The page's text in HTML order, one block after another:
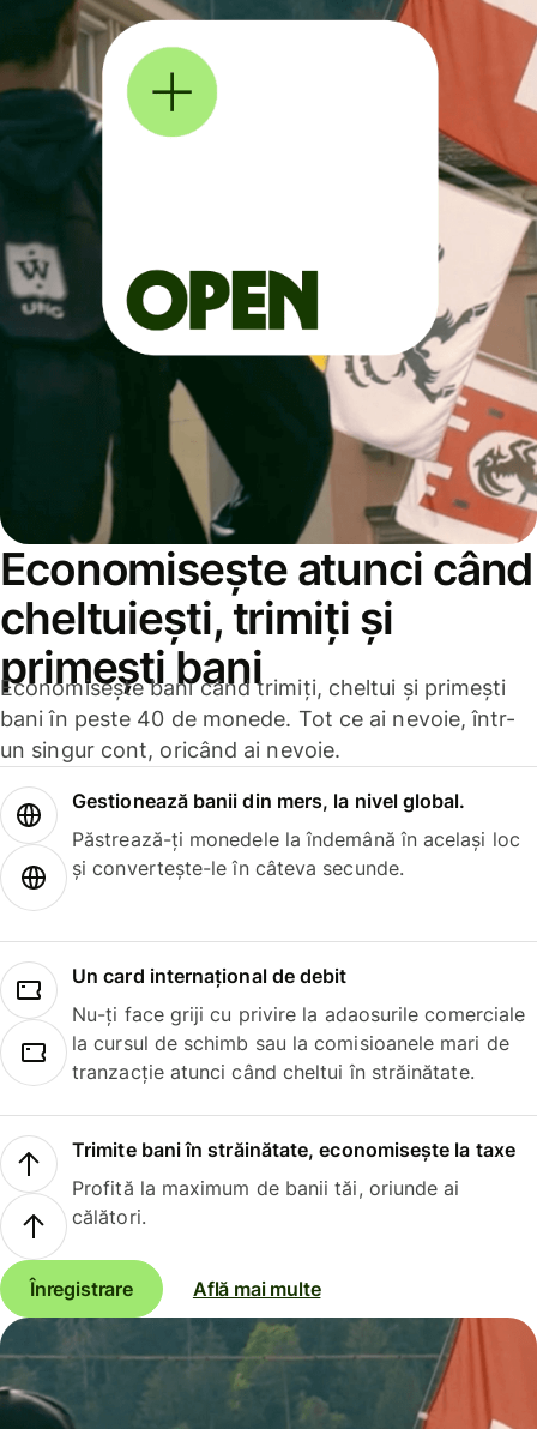
Economisește atunci când
cheltuiești, trimiți și
primești bani
Economisește bani când trimiți, cheltui și primești
bani în peste 40 de monede. Tot ce ai nevoie, într-
un singur cont, oricând ai nevoie.
Gestionează banii din mers, la nivel global.
Păstrează-ți monedele la îndemână în același loc
și convertește-le în câteva secunde.
Un card internațional de debit
Nu-ți face griji cu privire la adaosurile comerciale
la cursul de schimb sau la comisioanele mari de
tranzacție atunci când cheltui în străinătate.
Trimite bani în străinătate, economisește la taxe
Profită la maximum de banii tăi, oriunde ai
călători.
Înregistrare Află mai multe